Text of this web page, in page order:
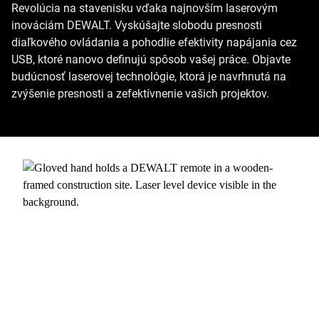
Revolúcia na stavenisku vďaka najnovším laserovým
inováciám DEWALT. Vyskúšajte slobodu presnosti
diaľkového ovládania a pohodlie efektivity napájania cez
USB, ktoré nanovo definujú spôsob vašej práce. Objavte
budúcnosť laserovej technológie, ktorá je navrhnutá na
zvýšenie presnosti a zefektívnenie vašich projektov.